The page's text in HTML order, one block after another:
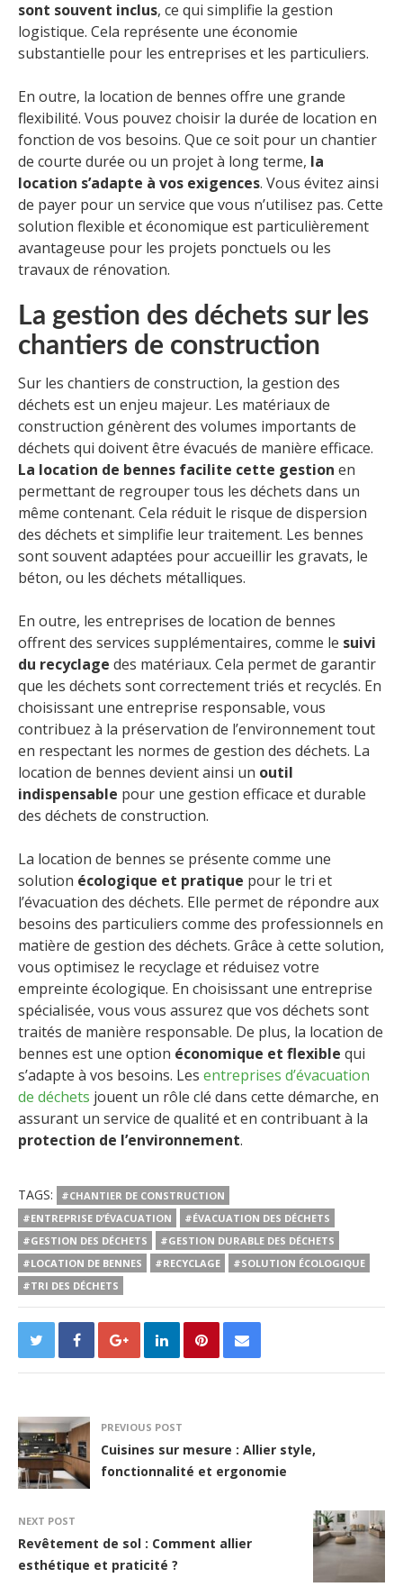
sont souvent inclus, ce qui simplifie la gestion
logistique. Cela représente une économie
substantielle pour les entreprises et les particuliers.
En outre, la location de bennes offre une grande
flexibilité. Vous pouvez choisir la durée de location en
fonction de vos besoins. Que ce soit pour un chantier
de courte durée ou un projet à long terme, la
location s’adapte à vos exigences. Vous évitez ainsi
de payer pour un service que vous n’utilisez pas. Cette
solution flexible et économique est particulièrement
avantageuse pour les projets ponctuels ou les
travaux de rénovation.
La gestion des déchets sur les
chantiers de construction
Sur les chantiers de construction, la gestion des
déchets est un enjeu majeur. Les matériaux de
construction génèrent des volumes importants de
déchets qui doivent être évacués de manière efficace.
La location de bennes facilite cette gestion en
permettant de regrouper tous les déchets dans un
même contenant. Cela réduit le risque de dispersion
des déchets et simplifie leur traitement. Les bennes
sont souvent adaptées pour accueillir les gravats, le
béton, ou les déchets métalliques.
En outre, les entreprises de location de bennes
offrent des services supplémentaires, comme le suivi
du recyclage des matériaux. Cela permet de garantir
que les déchets sont correctement triés et recyclés. En
choisissant une entreprise responsable, vous
contribuez à la préservation de l’environnement tout
en respectant les normes de gestion des déchets. La
location de bennes devient ainsi un outil
indispensable pour une gestion efficace et durable
des déchets de construction.
La location de bennes se présente comme une
solution écologique et pratique pour le tri et
l’évacuation des déchets. Elle permet de répondre aux
besoins des particuliers comme des professionnels en
matière de gestion des déchets. Grâce à cette solution,
vous optimisez le recyclage et réduisez votre
empreinte écologique. En choisissant une entreprise
spécialisée, vous vous assurez que vos déchets sont
traités de manière responsable. De plus, la location de
bennes est une option économique et flexible qui
s’adapte à vos besoins. Les entreprises d’évacuation
de déchets jouent un rôle clé dans cette démarche, en
assurant un service de qualité et en contribuant à la
protection de l’environnement.
TAGS:
#CHANTIER DE CONSTRUCTION
#ENTREPRISE D’ÉVACUATION
#ÉVACUATION DES DÉCHETS
#GESTION DES DÉCHETS
#GESTION DURABLE DES DÉCHETS
#LOCATION DE BENNES
#RECYCLAGE
#SOLUTION ÉCOLOGIQUE
#TRI DES DÉCHETS
PREVIOUS POST
Cuisines sur mesure : Allier style,
fonctionnalité et ergonomie
NEXT POST
Revêtement de sol : Comment allier
esthétique et praticité ?